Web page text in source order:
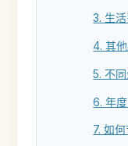
3. 生
4. 其
5. 不
6. 年
7. 如